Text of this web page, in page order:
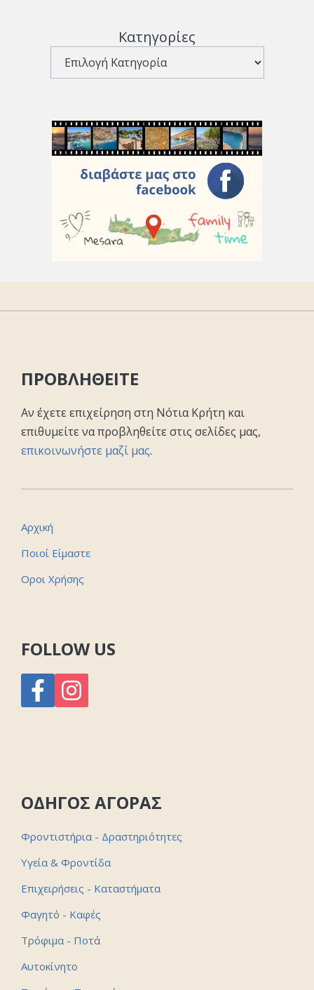
Κατηγορίες
ΠΡΟΒΛΗΘΕΙΤΕ
Αν έχετε επιχείρηση στη Νότια Κρήτη και
επιθυμείτε να προβληθείτε στις σελίδες μας,
επικοινωνήστε μαζί μας.
Αρχική
Ποιοί Είμαστε
Οροι Χρήσης
FOLLOW US
ΟΔΗΓΟΣ ΑΓΟΡΑΣ
Φροντιστήρια - Δραστηριότητες
Υγεία & Φροντίδα
Επιχειρήσεις - Καταστήματα
Φαγητό - Καφές
Τρόφιμα - Ποτά
Αυτοκίνητο